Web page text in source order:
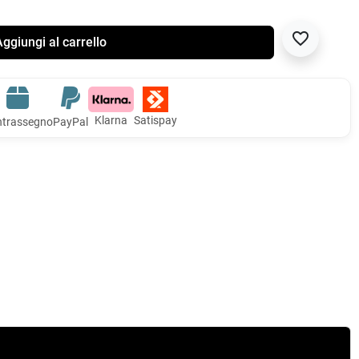
al carrello favorite_border
PayPal Klarna Satispay